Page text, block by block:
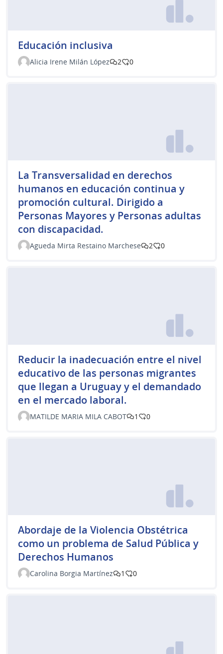
Educación inclusiva
Alicia Irene Milán López 2 0
La Transversalidad en derechos
humanos en educación continua y
promoción cultural. Dirigido a
Personas Mayores y Personas adultas
con discapacidad.
Agueda Mirta Restaino Marchese 2 0
Reducir la inadecuación entre el nivel
educativo de las personas migrantes
que llegan a Uruguay y el demandado
en el mercado laboral.
MATILDE MARIA MILA CABOT 1 0
Abordaje de la Violencia Obstétrica
como un problema de Salud Pública y
Derechos Humanos
Carolina Borgia Martínez 1 0